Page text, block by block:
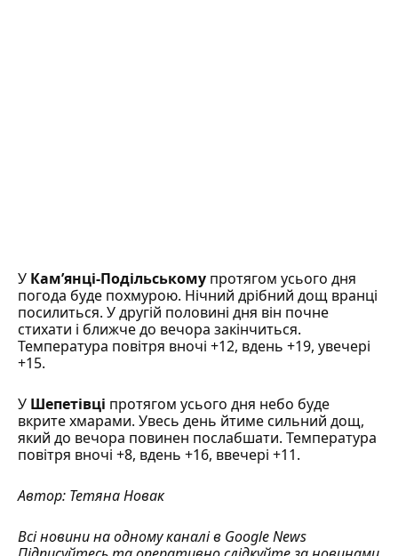
У Кам’янці-Подільському протягом усього дня
погода буде похмурою. Нічний дрібний дощ вранці
посилиться. У другій половині дня він почне
стихати і ближче до вечора закінчиться.
Температура повітря вночі +12, вдень +19, увечері
+15.
У Шепетівці протягом усього дня небо буде
вкрите хмарами. Увесь день йтиме сильний дощ,
який до вечора повинен послабшати. Температура
повітря вночі +8, вдень +16, ввечері +11.
Автор: Тетяна Новак
Всі новини на одному каналі в Google News